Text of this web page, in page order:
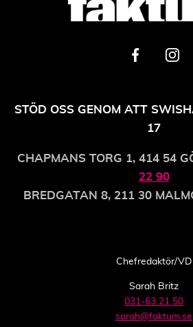
STÖD OSS GENOM ATT
17
CHAPMANS TORG 1, 414 54
22 90
BREDGATAN 8, 211 30
Chefredaktör/VD
Sarah Britz
031-63 21 50
sarah@faktum.se